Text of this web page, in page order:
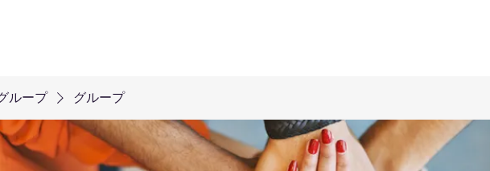
ループ グループ